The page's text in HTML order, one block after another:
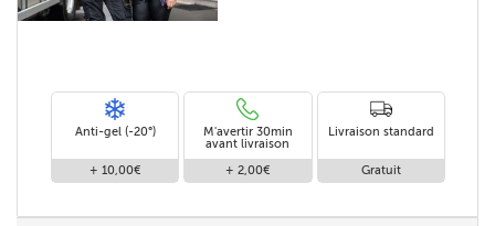
Anti-gel (-20°)
+ 10,00€
M'avertir 30min
avant livraison
+ 2,00€
Livraison standard
Gratuit